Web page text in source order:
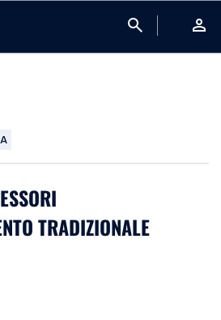
search person
TRADIZIONALE